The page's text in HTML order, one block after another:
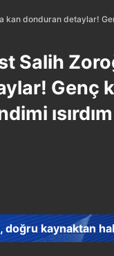
kan donduran detaylar!
Salih
Genç
ısırdım
kaynaktan